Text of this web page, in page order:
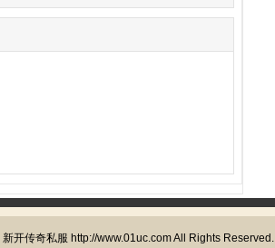
新开传奇私服 http://www.01uc.com All Rights Reserved.